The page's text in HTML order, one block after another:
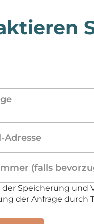
Speicherung und
der Anfrage durch